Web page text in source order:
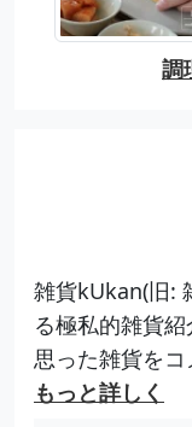
調
雑貨kUkan(旧:
る極私的雑貨
思った雑貨をコ
もっと詳しく